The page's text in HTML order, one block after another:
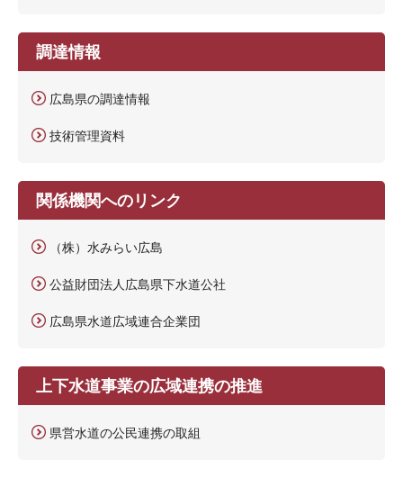
調達情報
広島県の調達情報
技術管理資料
関係機関へのリンク
（株）水みらい広島
公益財団法人広島県下水道公社
広島県水道広域連合企業団
上下水道事業の広域連携の推進
県営水道の公民連携の取組